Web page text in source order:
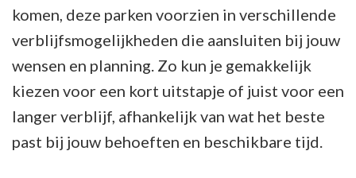
komen, deze parken voorzien in verschillende
verblijfsmogelijkheden die aansluiten bij jouw
wensen en planning. Zo kun je gemakkelijk
kiezen voor een kort uitstapje of juist voor een
langer verblijf, afhankelijk van wat het beste
past bij jouw behoeften en beschikbare tijd.